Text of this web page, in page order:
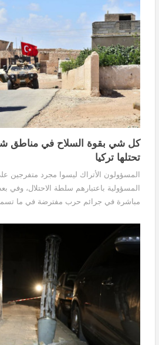
كل شي بقوة السلاح في مناطق
تحتلها تركيا
المسؤولون الأتراك ليسوا مجرد متفرجين
المسؤولية باعتبارهم سلطة الاحتلال، وفي
مباشرة في جرائم حرب مفترضة في ما